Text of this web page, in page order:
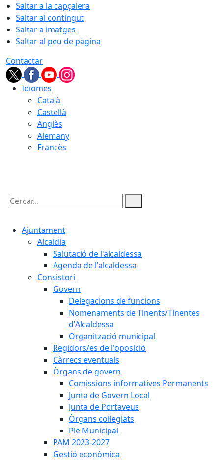
Saltar a la capçalera
Saltar al contingut
Saltar a imatges
Saltar al peu de pàgina
Contactar
Idiomes
Català
Castellà
Anglès
Alemany
Francès
Cercar:
Ajuntament
Alcaldia
Salutació de l'alcaldessa
Agenda de l'alcaldessa
Consistori
Govern
Delegacions de funcions
Nomenaments de Tinents/Tinentes
d'Alcaldessa
Organització municipal
Regidors/es de l'oposició
Càrrecs eventuals
Òrgans de govern
Comissions informatives Permanents
Junta de Govern Local
Junta de Portaveus
Òrgans col·legiats
Ple Municipal
PAM 2023-2027
Gestió econòmica